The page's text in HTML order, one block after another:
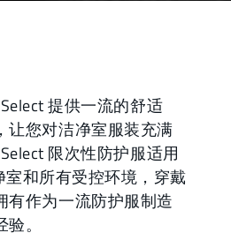
提供一流的舒适
让您对洁净室服装充满
限次性防护服适用
室和所有受控环境，穿戴
有作为一流防护服制造
。